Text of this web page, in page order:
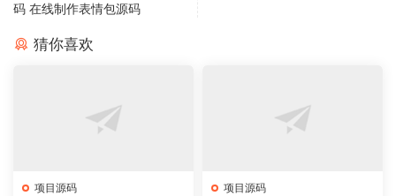
码 在线制作表情包源码
猜你喜欢
项目源码 项目源码